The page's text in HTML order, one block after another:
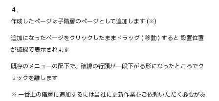
４．
作成したページは子階層のページとして追加します (※)
追加になったページをクリックしたままドラッグ ( 移動 ) すると 設置位置
が破線で表示されます
既存のメニューの配下で、破線の行頭が一段下がる形になったところでク
リックを離します
※ 一番上の階層に追加するには当社に更新作業をご依頼いただく必要があ